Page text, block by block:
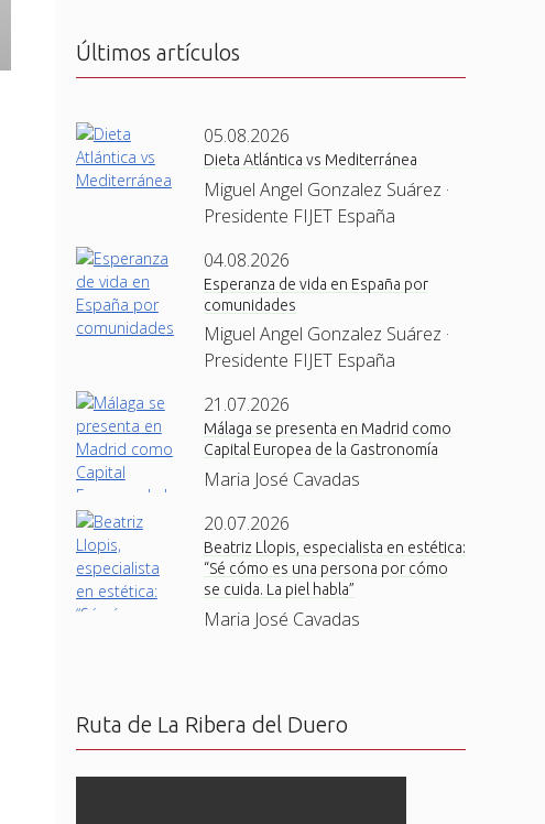
Últimos artículos
05.08.2026
Dieta Atlántica vs Mediterránea
Miguel Angel Gonzalez Suárez ·
Presidente FIJET España
04.08.2026
Esperanza de vida en España por
comunidades
Miguel Angel Gonzalez Suárez ·
Presidente FIJET España
21.07.2026
Málaga se presenta en Madrid como
Capital Europea de la Gastronomía
Maria José Cavadas
20.07.2026
Beatriz Llopis, especialista en estética:
“Sé cómo es una persona por cómo
se cuida. La piel habla”
Maria José Cavadas
Ruta de La Ribera del Duero